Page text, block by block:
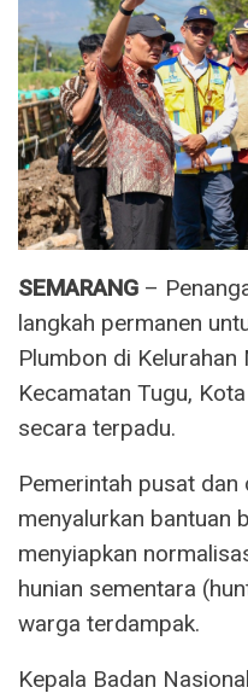
SEMARANG –
langkah permanen
Plumbon di Kelurahan
Kecamatan Tugu,
secara terpadu.
Pemerintah pusat
menyalurkan bantuan
menyiapkan
hunian sementara
warga terdampak.
Kepala Badan